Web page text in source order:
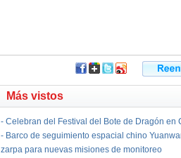
Más vistos
- Celebran del Festival del Bote de Dragón en
- Barco de seguimiento espacial chino
zarpa para nuevas misiones de monitoreo